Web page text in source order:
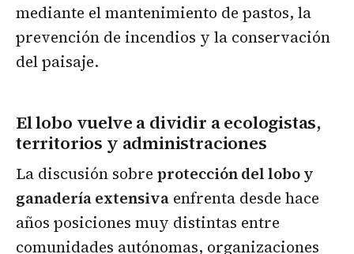
mediante el mantenimiento de pastos, la
prevención de incendios y la conservación
del paisaje.
El lobo vuelve a dividir a ecologistas,
territorios y administraciones
La discusión sobre protección del lobo y
ganadería extensiva enfrenta desde hace
años posiciones muy distintas entre
comunidades autónomas, organizaciones